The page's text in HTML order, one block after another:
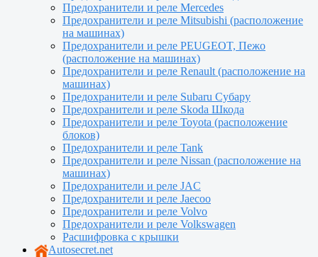
Предохранители и реле Mercedes
Предохранители и реле Mitsubishi (расположение
на машинах)
Предохранители и реле PEUGEOT, Пежо
(расположение на машинах)
Предохранители и реле Renault (расположение на
машинах)
Предохранители и реле Subaru Субару
Предохранители и реле Skoda Шкода
Предохранители и реле Toyota (расположение
блоков)
Предохранители и реле Tank
Предохранители и реле Nissan (расположение на
машинах)
Предохранители и реле JAC
Предохранители и реле Jaecoo
Предохранители и реле Volvo
Предохранители и реле Volkswagen
Расшифровка с крышки
Autosecret.net